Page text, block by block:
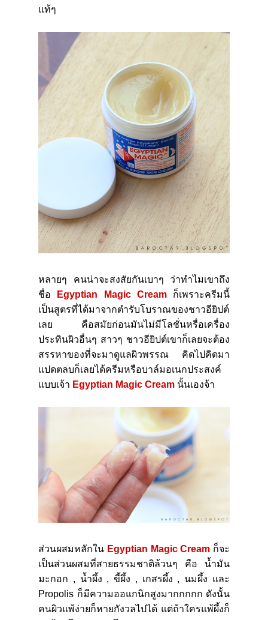
แท้ๆ
หลายๆ คนน่าจะสงสัยกันเบาๆ ว่าทำไมเขาถึง
ชื่อ
Egyptian Magic Creamก็เพราะครีมนี้
เป็นสูตรที่ได้มาจากตำรับโบราณของชาวอียิปต์
เลย คือสมัยก่อนมันไม่มีโลชั่นหรื่อเครื่อง
ประทินผิวอื่นๆ สาวๆ ชาวอียิปต์เขาก็เลยจะต้อง
สรรหาของที่จะมาดูแลผิวพรรณ คิดไปคิดมา
แปดตลบก็เลยได้ครีมหรือบาล์มอเนกประสงค์
แบบเจ้า Egyptian Magic Cream นั้นเองจ้า
ส่วนผสมหลักใน Egyptian Magic Cream ก็จะ
เป็นส่วนผสมที่สายธรรมชาติล้วนๆ คือ น้ำมัน
มะกอก , น้ำผึ้ง , ขี้ผึ้ง , เกสรผึ้ง , นมผึ้ง และ
Propolis ก็มีความออแกนิกสูงมากกกกก ดังนั้น
คนผิวแพ้ง่ายก็หายกังวลไปได้ แต่ถ้าใครแพ้ผึ้งก็